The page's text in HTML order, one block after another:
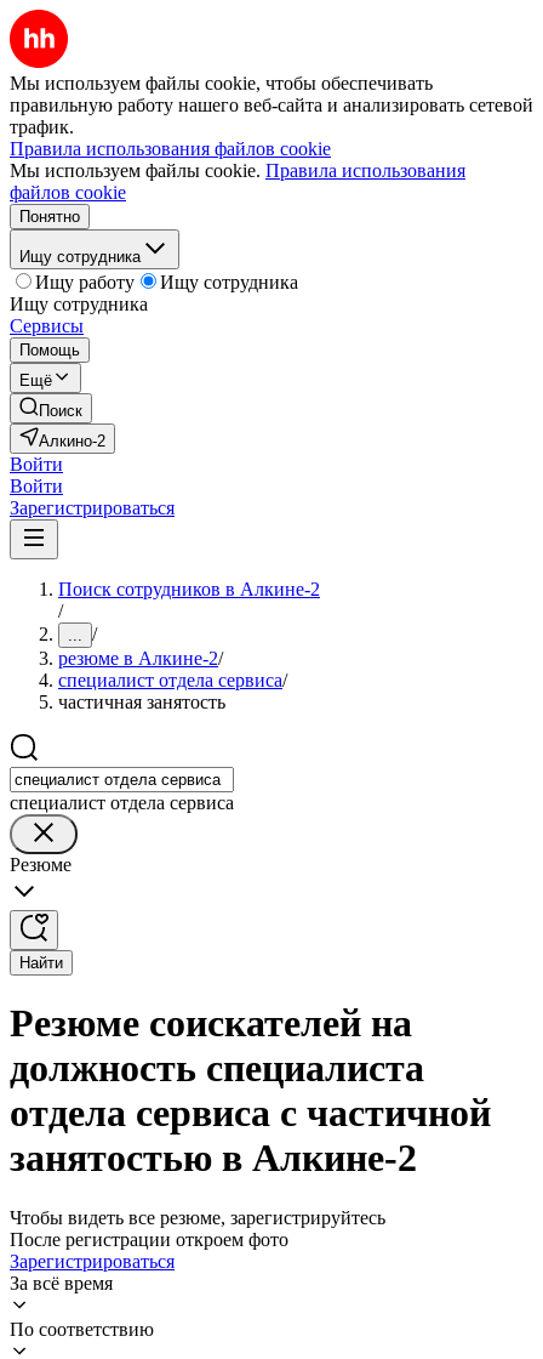
Мы используем файлы cookie, чтобы обеспечивать
правильную работу нашего веб-сайта и анализировать сетевой
трафик.
Правила использования файлов cookie
Мы используем файлы cookie. Правила использования
файлов cookie
Понятно
Ищу сотрудника
Ищу работу
Ищу сотрудника
Ищу сотрудника
Сервисы
Помощь
Ещё
Поиск
Алкино-2
Войти
Войти
Зарегистрироваться
Поиск сотрудников в Алкине-2
/
... /
резюме в Алкине-2/
специалист отдела сервиса/
частичная занятость
специалист отдела сервиса
Резюме
Найти
Резюме соискателей на
должность специалиста
отдела сервиса с частичной
занятостью в Алкине-2
Чтобы видеть все резюме, зарегистрируйтесь
После регистрации откроем фото
Зарегистрироваться
За всё время
По соответствию